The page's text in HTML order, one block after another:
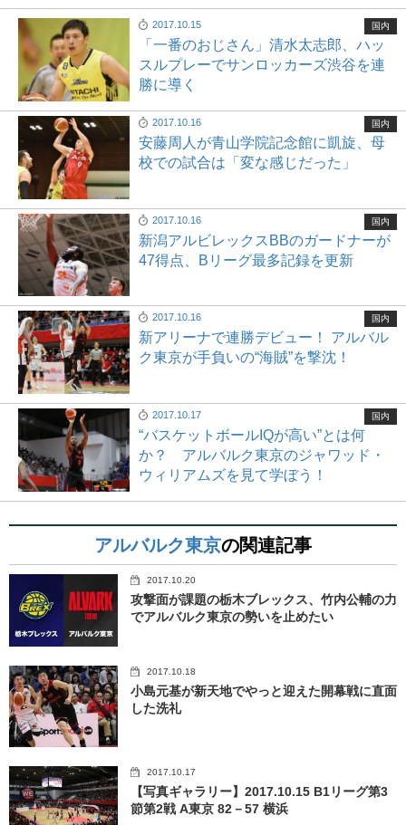
2017.10.15
「一番のおじさん」清水太志郎、ハッ
スルプレーでサンロッカーズ渋谷を連
勝に導く
国内
2017.10.16
安藤周人が青山学院記念館に凱旋、母
校での試合は「変な感じだった」
国内
2017.10.16
新潟アルビレックスBBのガードナーが
47得点、Bリーグ最多記録を更新
国内
2017.10.16
新アリーナで連勝デビュー！ アルバル
ク東京が手負いの“海賊”を撃沈！
国内
2017.10.17
“バスケットボールIQが高い”とは何
か？ アルバルク東京のジャワッド・
ウィリアムズを見て学ぼう！
国内
アルバルク東京の関連記事
2017.10.20
攻撃面が課題の栃木ブレックス、竹内公輔の力
でアルバルク東京の勢いを止めたい
2017.10.18
小島元基が新天地でやっと迎えた開幕戦に直面
した洗礼
2017.10.17
【写真ギャラリー】2017.10.15 B1リーグ第3
節第2戦 A東京 82－57 横浜